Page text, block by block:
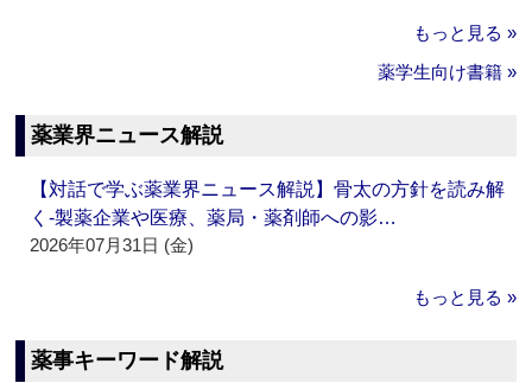
もっと見る »
薬学生向け書籍 »
薬業界ニュース解説
【対話で学ぶ薬業界ニュース解説】骨太の方針を読み解
く‐製薬企業や医療、薬局・薬剤師への影…
2026年07月31日 (金)
もっと見る »
薬事キーワード解説